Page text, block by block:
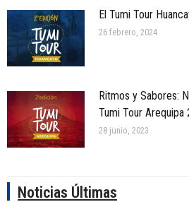
El Tumi Tour
26 febrero, 2024
Ritmos y Sabores:
Tumi Tour Arequipa
28 junio, 2023
Noticias Últimas